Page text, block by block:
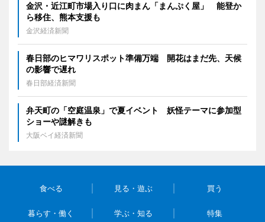
金沢・近江町市場入り口に肉まん「まんぷく屋」 能登か
ら移住、熊本支援も
金沢経済新聞
春日部のヒマワリスポット準備万端 開花はまだ先、天候
の影響で遅れ
春日部経済新聞
弁天町の「空庭温泉」で夏イベント 妖怪テーマに参加型
ショーや謎解きも
大阪ベイ経済新聞
食べる 見る・遊ぶ 買う
暮らす・働く 学ぶ・知る 特集